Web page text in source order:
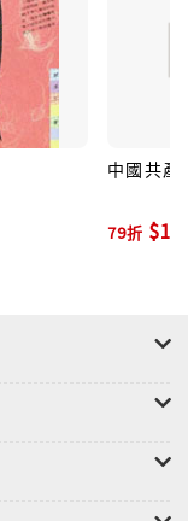
中國共產
79折